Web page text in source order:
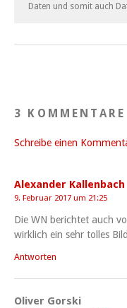
Daten und somit auch
3 KOMMENTARE
Schreibe einen
Alexander Kallenbach
9. Februar 2017 um 21:25
Die WN berichtet auch
wirklich ein sehr tolles
Antworten
Oliver Gorski